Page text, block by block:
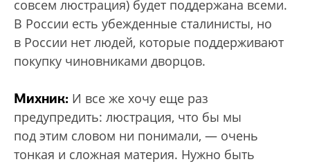
совсем люстрация) будет поддержана всеми.
В России есть убежденные сталинисты, но
в России нет людей, которые поддерживают
покупку чиновниками дворцов.
Михник: И все же хочу еще раз
предупредить: люстрация, что бы мы
под этим словом ни понимали, — очень
тонкая и сложная материя. Нужно быть